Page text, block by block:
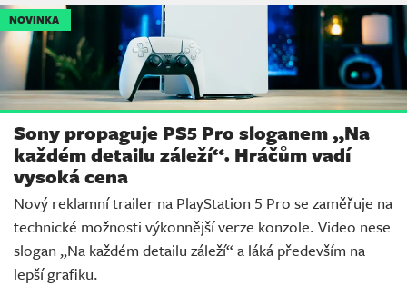
NOVINKA
Sony propaguje PS5 Pro sloganem „Na
každém detailu záleží“. Hráčům vadí
vysoká cena
Nový reklamní trailer na PlayStation 5 Pro se zaměřuje na
technické možnosti výkonnější verze konzole. Video nese
slogan „Na každém detailu záleží“ a láká především na
lepší grafiku.